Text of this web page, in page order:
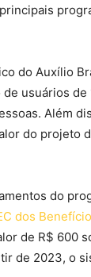
do Auxílio
usuários de
Além
do projeto
do
dos
de R$ 600
de 2023, o